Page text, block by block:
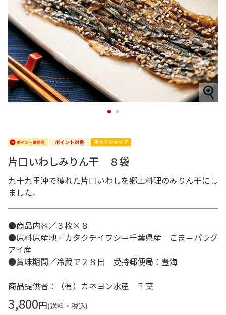
1 2
片口いわしみりん干 ８袋
九十九里沖で獲れた片口いわしを郷土料理のみりん干にし
ました。
●商品内容／３枚×８
●原料原産地／カタクチイワシ＝千葉県産 ごま＝パラグ
アイ産
●賞味期間／冷蔵で２８日 受持郵便局：豊海
商品提供者：（有）カネヨン水産 千葉
3,800円(送料・税込)